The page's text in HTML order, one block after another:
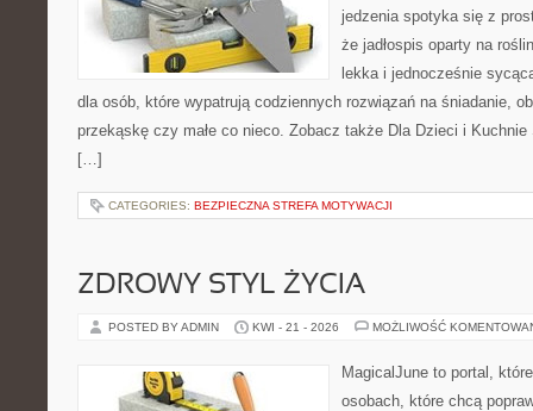
jedzenia spotyka się z
że jadłospis oparty na
lekka i jednocześnie
dla osób, które wypatrują codziennych rozwiązań na śniadanie,
przekąskę czy małe co nieco. Zobacz także Dla Dzieci i
[…]
CATEGORIES: BEZPIECZNA STREFA MOTYWACJI
ZDROWY STYL ŻYCIA
POSTED BY ADMIN KWI - 21 - 2026 MOŻLIWOŚĆ
MagicalJune to portal,
osobach, które chcą